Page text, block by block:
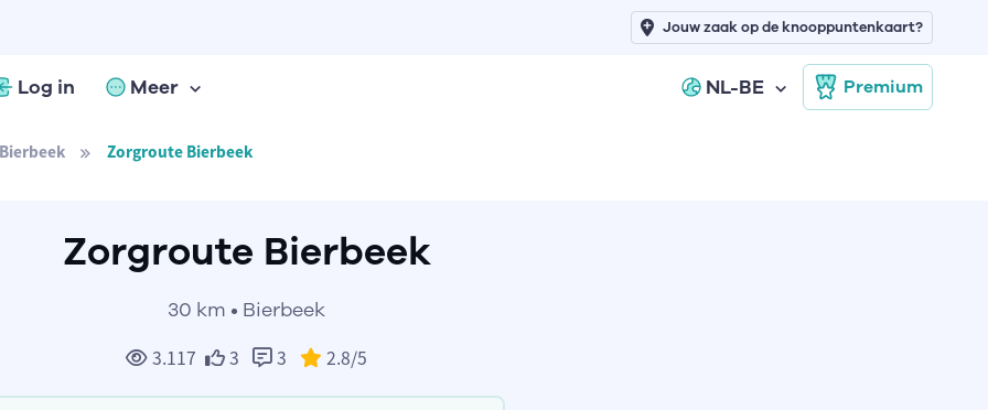
Log in Meer NL-BE Premium
Jouw zaak op de knooppuntenkaart?
Zorgroute Bierbeek
Zorgroute Bierbeek
30 km • Bierbeek
3.117 3 3 2.8/5